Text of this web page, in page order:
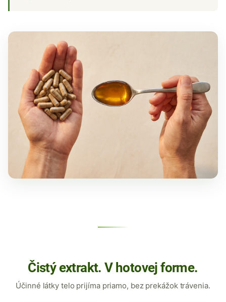
Čistý extrakt. V hotovej forme.
Účinné látky telo prijíma priamo, bez prekážok trávenia.